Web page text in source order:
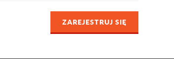
ZAREJESTRUJ SIĘ